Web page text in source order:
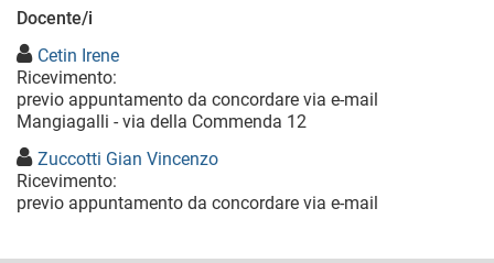
Docente/i
Cetin Irene
Ricevimento:
previo appuntamento da concordare via e-mail
Mangiagalli - via della Commenda 12
Zuccotti Gian Vincenzo
Ricevimento:
previo appuntamento da concordare via e-mail